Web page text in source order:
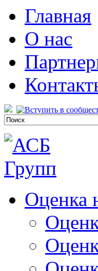
Главная
О нас
Оценка